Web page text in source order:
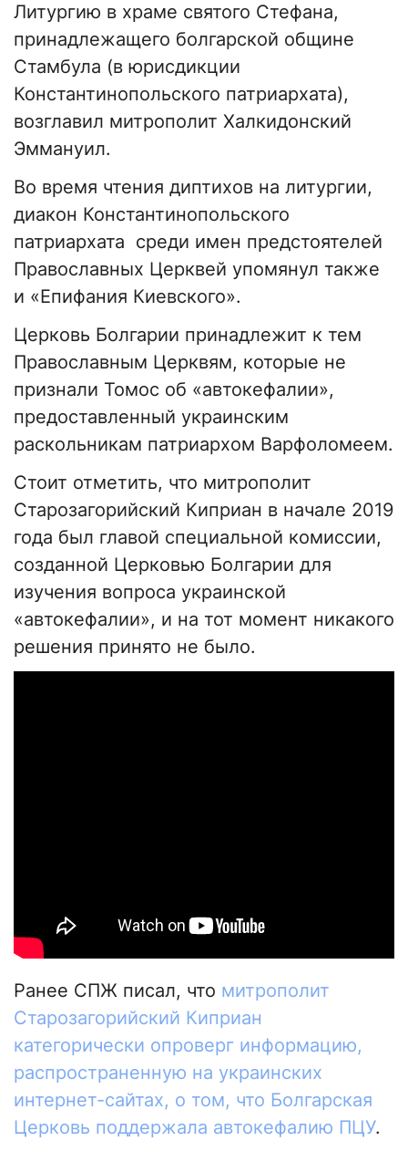
Литургию в храме святого Стефана,
принадлежащего болгарской общине
Стамбула (в юрисдикции
Константинопольского патриархата),
возглавил митрополит Халкидонский
Эммануил.
Во время чтения диптихов на литургии,
диакон Константинопольского
патриархата среди имен предстоятелей
Православных Церквей упомянул также
и «Епифания Киевского».
Церковь Болгарии принадлежит к тем
Православным Церквям, которые не
признали Томос об «автокефалии»,
предоставленный украинским
раскольникам патриархом Варфоломеем.
Стоит отметить, что митрополит
Старозагорийский Киприан в начале 2019
года был главой специальной комиссии,
созданной Церковью Болгарии для
изучения вопроса украинской
«автокефалии», и на тот момент никакого
решения принято не было.
Ранее СПЖ писал, что митрополит
Старозагорийский Киприан
категорически опроверг информацию,
распространенную на украинских
интернет-сайтах, о том, что Болгарская
Церковь поддержала автокефалию ПЦУ.